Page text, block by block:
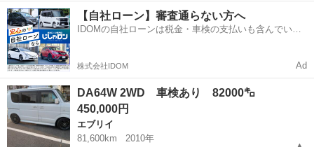
オレス仕様 全席パ
ワーウインドウ オ
ーバーヘッドシェル
フ 運転席シートヒ
ーター リヤヒータ
ーダクト ＬＥＤル
ームランプ フロア
マット （検9.2）
シーガラス （車検
整備付）
ー ハイルーフ Ｕ
ＳＢ電源ポート プ
ライバシーガラス
【自社ローン】審査通らない方へ
IDOMの自社ローンは税金・車検の支払いも含んでいる
株式会社IDOM Ad
DA64W 2WD 車検あり 82000㌔
450,000円
エブリイ
81,600km
2010年